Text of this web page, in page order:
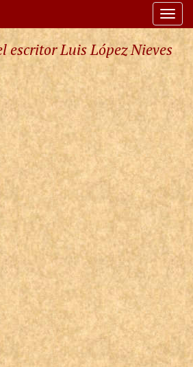
escritor Luis López Nieves